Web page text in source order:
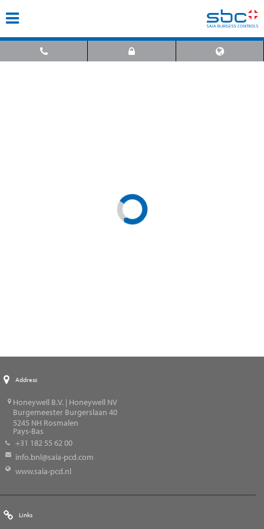
Address
Honeywell B.V. | Honeywell NV
Burgemeester Burgerslaan 40
5245 NH Rosmalen
Pays-Bas
+31 182 55 62 00
info.bnl@saia-pcd.com
www.saia-pcd.nl
Links